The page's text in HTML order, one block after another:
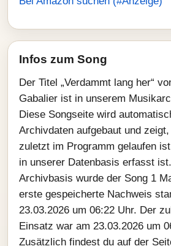
Infos zum Song
Der Titel „Verdammt lang her“
Gabalier ist in unserem
Diese Songseite wird
Archivdaten aufgebaut und
zuletzt im Programm gelaufen
in unserer Datenbasis erfasst
Archivbasis wurde der Song 1
erste gespeicherte Nachweis
23.03.2026 um 06:22 Uhr. Der
Einsatz war am 23.03.2026 um
Zusätzlich findest du auf der